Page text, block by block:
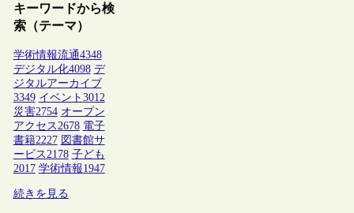
キーワードから検
索（テーマ）
学術情報流通4348
デジタル化4098 デ
ジタルアーカイブ
3349 イベント 3012
災害2754 オープン
アクセス 2678 電子
書籍2227 図書館サ
ービス 2178 子ども
2017 学術情報1947
続きを見る